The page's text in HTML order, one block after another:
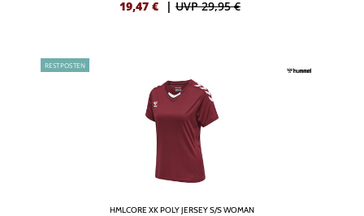
19,47 € | UVP 29,95 €
RESTPOSTEN
HMLCORE XK POLY JERSEY S/S WOMAN